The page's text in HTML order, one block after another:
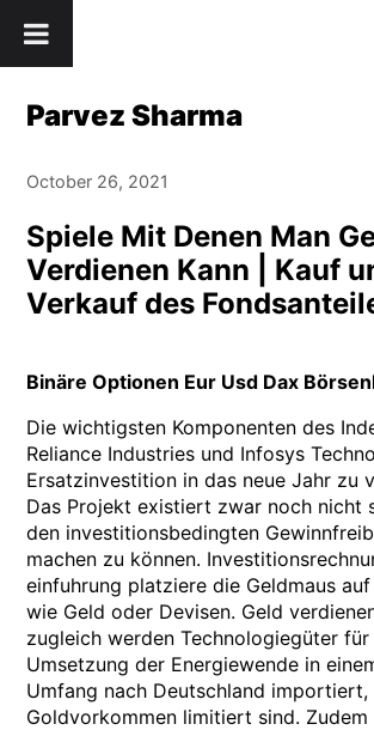
to
Parvez Sharma
October 26, 2021
Spiele Mit Denen Man
Verdienen Kann | Kauf
Verkauf des
Binäre Optionen Eur Usd Dax
Die wichtigsten Komponenten des
Reliance Industries und Infosys
Ersatzinvestition in das neue Jahr zu
Das Projekt existiert zwar noch nicht
den investitionsbedingten
machen zu können.
einfuhrung platziere die Geldmaus auf
wie Geld oder Devisen. Geld
zugleich werden Technologiegüter
Umsetzung der Energiewende in
Umfang nach Deutschland
Goldvorkommen limitiert sind. Zudem